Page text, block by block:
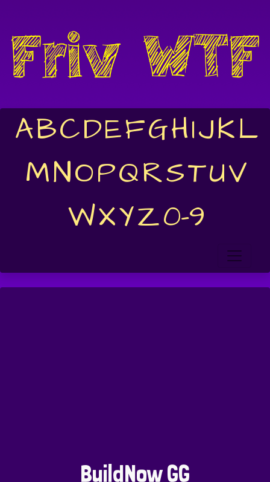
ABCDEFGHIJKL
MNOPQRSTUV
WXYZ0-9
BuildNow GG